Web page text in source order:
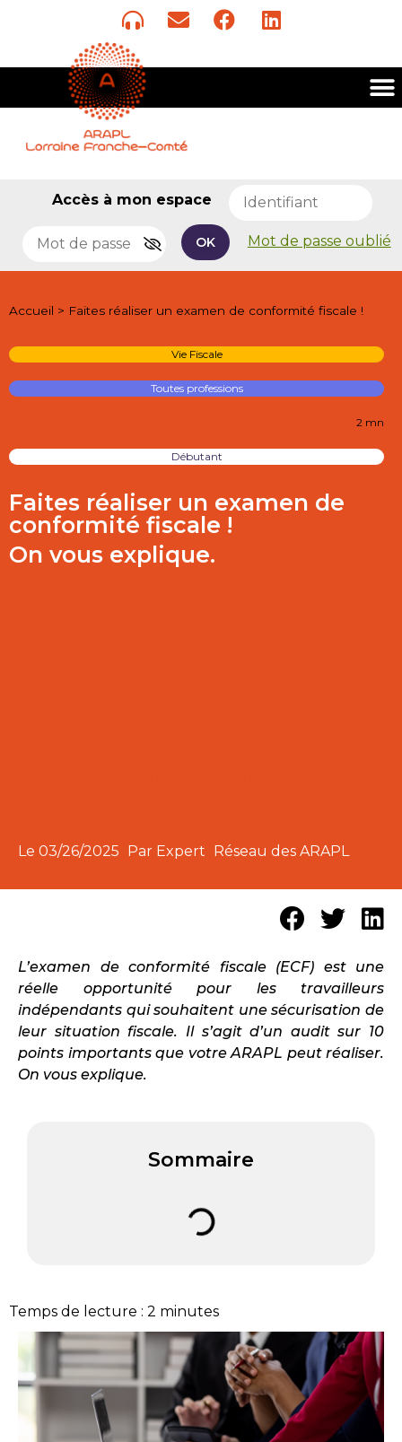
Accès à mon espace
OK Mot de passe oublié
Accueil > Faites réaliser un examen de conformité fiscale !
Vie Fiscale
Toutes professions
2 mn
Débutant
Faites réaliser un examen de
conformité fiscale !
On vous explique.
Le 03/26/2025 Par Expert Réseau des ARAPL
L’examen de conformité fiscale (ECF) est une
réelle opportunité pour les travailleurs
indépendants qui souhaitent une sécurisation de
leur situation fiscale. Il s’agit d’un audit sur 10
points importants que votre ARAPL peut réaliser.
On vous explique.
Sommaire
Temps de lecture : 2 minutes